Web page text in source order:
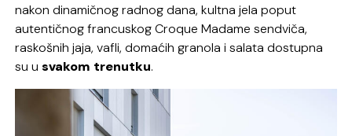
nakon dinamičnog radnog dana, kultna jela poput
autentičnog francuskog Croque Madame sendviča,
raskošnih jaja, vafli, domaćih granola i salata dostupna
su usvakom trenutku.